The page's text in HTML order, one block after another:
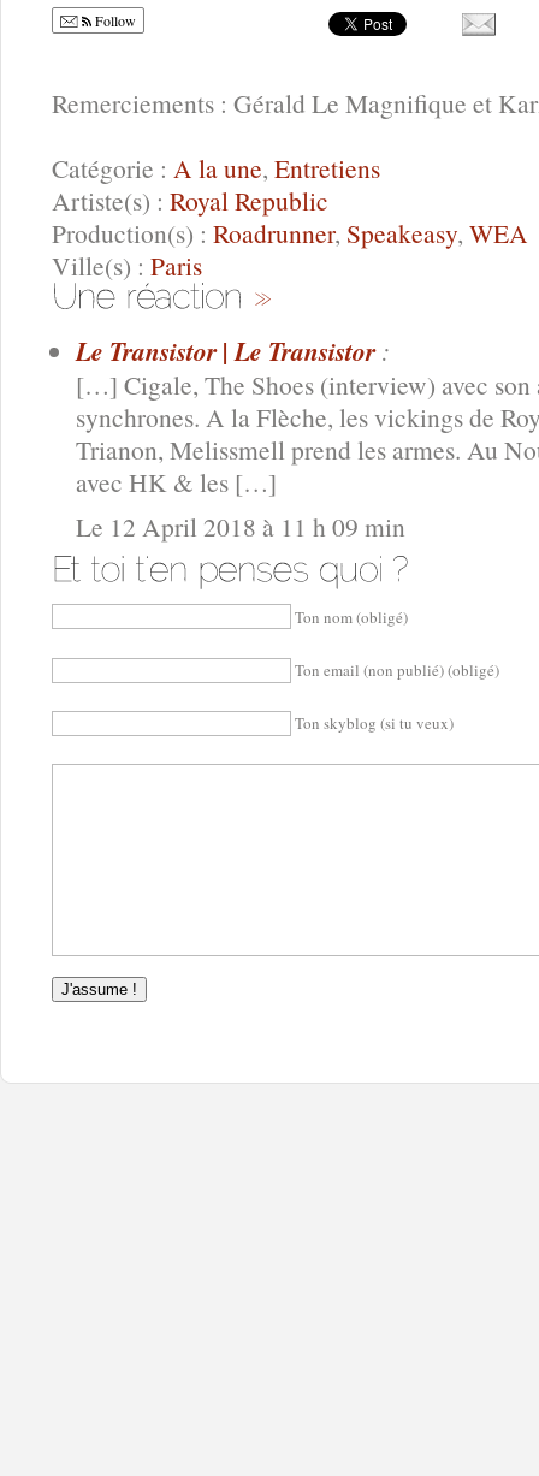
Follow
Remerciements : Gérald Le Magnifique et
Catégorie : A la une, Entretiens
Artiste(s) : Royal Republic
Production(s) : Roadrunner, Speakeasy, WEA
Ville(s) : Paris
Le Transistor | Le Transistor :
[…] Cigale, The Shoes (interview) avec son
synchrones. A la Flèche, les vickings de
Trianon, Melissmell prend les armes. Au
avec HK & les […]
Le 12 April 2018 à 11 h 09 min
Ton nom (obligé)
Ton email (non publié) (obligé)
Ton skyblog (si tu veux)